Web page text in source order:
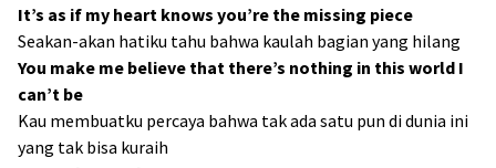
It’s as if my heart knows you’re the missing piece
Seakan-akan hatiku tahu bahwa kaulah bagian yang hilang
You make me believe that there’s nothing in this world I
can’t be
Kau membuatku percaya bahwa tak ada satu pun di dunia ini
yang tak bisa kuraih